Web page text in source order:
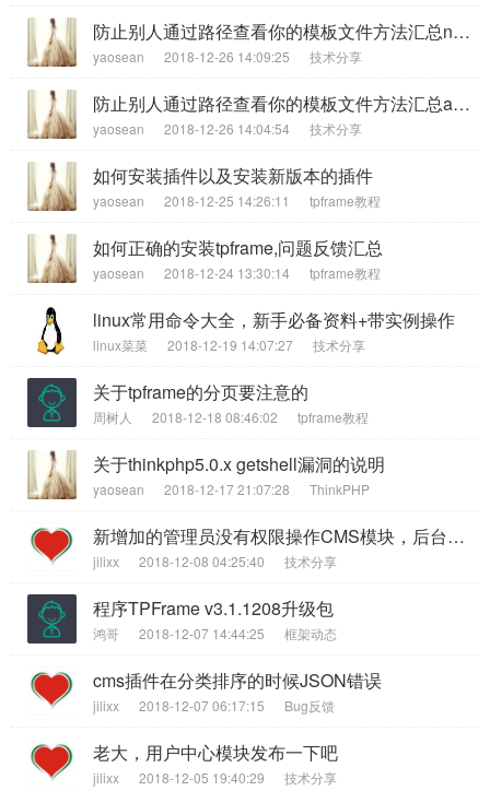
防止别人通过路径查看你的模板文件方法汇总nginx篇
yaosean 2018-12-26 14:09:25 技术分享
防止别人通过路径查看你的模板文件方法汇总apache篇
yaosean 2018-12-26 14:04:54 技术分享
如何安装插件以及安装新版本的插件
yaosean 2018-12-25 14:26:11 tpframe教程
如何正确的安装tpframe,问题反馈汇总
yaosean 2018-12-24 13:30:14 tpframe教程
linux常用命令大全，新手必备资料+带实例操作
linux菜菜 2018-12-19 14:07:27 技术分享
关于tpframe的分页要注意的
周树人 2018-12-18 08:46:02 tpframe教程
关于thinkphp5.0.x getshell漏洞的说明
yaosean 2018-12-17 21:07:28 ThinkPHP
新增加的管理员没有权限操作CMS模块，后台已勾选所有权限。
jilixx 2018-12-08 04:25:40 技术分享
程序TPFrame v3.1.1208升级包
鸿哥 2018-12-07 14:44:25 框架动态
cms插件在分类排序的时候JSON错误
jilixx 2018-12-07 06:17:15 Bug反馈
老大，用户中心模块发布一下吧
jilixx 2018-12-05 19:40:29 技术分享